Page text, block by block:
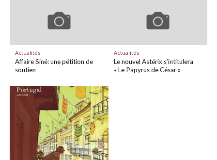
Actualités
Affaire Siné: une pétition de
soutien
Actualités
Le nouvel Astérix s’intitulera
« Le Papyrus de César »